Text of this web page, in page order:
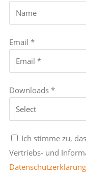
Email *
Downloads *
Ich stimme zu,
Vertriebs- und
Datenschutzerklärung